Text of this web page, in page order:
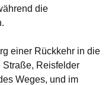
die
einer Rückkehr in die
Straße, Reisfelder
Weges, und im